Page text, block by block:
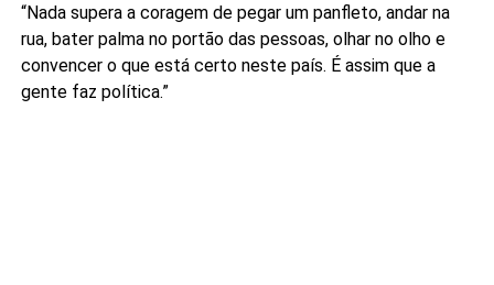
“Nada supera a coragem de pegar um panfleto, andar na
rua, bater palma no portão das pessoas, olhar no olho e
convencer o que está certo neste país. É assim que a
gente faz política.”